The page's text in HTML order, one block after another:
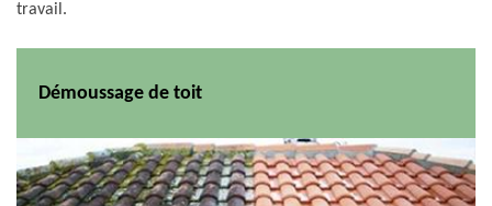
travail.
Démoussage de toit